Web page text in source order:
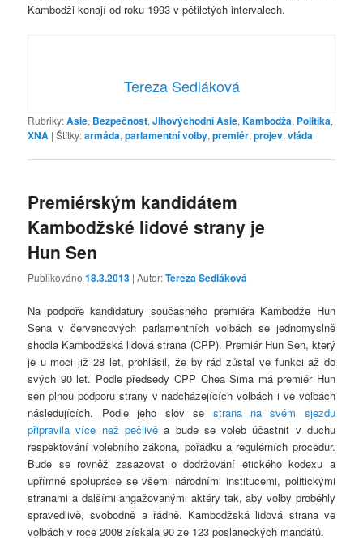
Kambodži konají od roku 1993 v pětiletých intervalech.
Tereza Sedláková
Rubriky:Asie, Bezpečnost,Jihovýchodní Asie,Kambodža, Politika,
XNA |Štítky:armáda,parlamentní volby,premiér,projev,vláda
Premiérským kandidátem
Kambodžské lidové strany je
Hun Sen
Publikováno18.3.2013 | Autor:Tereza Sedláková
Na podpoře kandidatury současného premiéra Kambodže Hun
Sena v červencových parlamentních volbách se jednomyslně
shodla Kambodžská lidová strana (CPP). Premiér Hun Sen, který
je u moci již 28 let, prohlásil, že by rád zůstal ve funkci až do
svých 90 let. Podle předsedy CPP Chea Sima má premiér Hun
sen plnou podporu strany v nadcházejících volbách i ve volbách
následujících. Podle jeho slov se strana na svém sjezdu
připravila více než pečlivěa bude se voleb účastnit v duchu
respektování volebního zákona, pořádku a regulérních procedur.
Bude se rovněž zasazovat o dodržování etického kodexu a
upřímné spolupráce se všemi národními institucemi, politickými
stranami a dalšími angažovanými aktéry tak, aby volby proběhly
spravedlivě, svobodně a řádně. Kambodžská lidová strana ve
volbách v roce 2008 získala 90 ze 123 poslaneckých mandátů.